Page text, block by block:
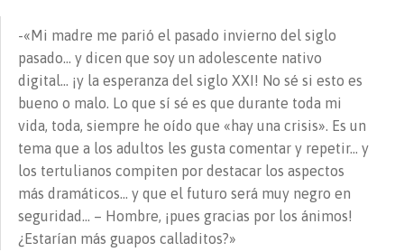
-«Mi madre me parió el pasado invierno del siglo
pasado… y dicen que soy un adolescente nativo
digital… ¡y la esperanza del siglo XXI! No sé si esto es
bueno o malo. Lo que sí sé es que durante toda mi
vida, toda, siempre he oído que «hay una crisis». Es un
tema que a los adultos les gusta comentar y repetir… y
los tertulianos compiten por destacar los aspectos
más dramáticos… y que el futuro será muy negro en
seguridad… – Hombre, ¡pues gracias por los ánimos!
¿Estarían más guapos calladitos?»